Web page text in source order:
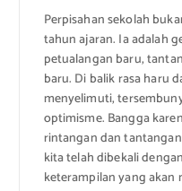
Perpisahan sekolah
tahun ajaran. Ia adalah
petualangan baru,
baru. Di balik rasa haru
menyelimuti,
optimisme. Bangga
rintangan dan
kita telah dibekali
keterampilan yang akan